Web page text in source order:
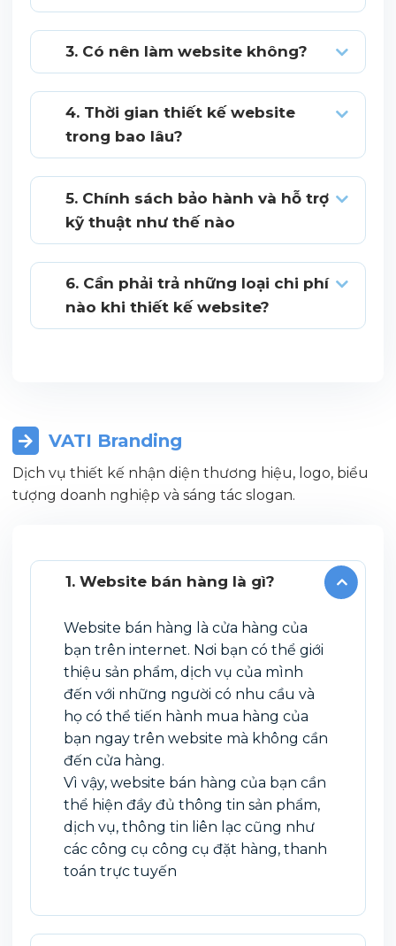
3. Có nên làm website không?
4. Thời gian thiết kế website
trong bao lâu?
5. Chính sách bảo hành và hỗ trợ
kỹ thuật như thế nào
6. Cần phải trả những loại chi phí
nào khi thiết kế website?
VATI Branding
Dịch vụ thiết kế nhận diện thương hiệu, logo, biểu
tượng doanh nghiệp và sáng tác slogan.
1. Website bán hàng là gì?
Website bán hàng là cửa hàng của
bạn trên internet. Nơi bạn có thể giới
thiệu sản phẩm, dịch vụ của mình
đến với những người có nhu cầu và
họ có thể tiến hành mua hàng của
bạn ngay trên website mà không cần
đến cửa hàng.
Vì vậy, website bán hàng của bạn cần
thể hiện đầy đủ thông tin sản phẩm,
dịch vụ, thông tin liên lạc cũng như
các công cụ công cụ đặt hàng, thanh
toán trực tuyến